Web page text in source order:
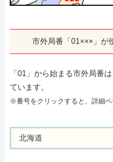
市外局番「01×××」が
「01」から始まる市外局番
ています。
※番号をクリックすると、詳細ペ
北海道